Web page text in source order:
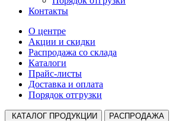
Контакты
О центре
Акции и скидки
Распродажа со склада
Каталоги
Прайс-листы
Доставка и оплата
Порядок отгрузки
КАТАЛОГ ПРОДУКЦИИ РАСПРОДАЖА